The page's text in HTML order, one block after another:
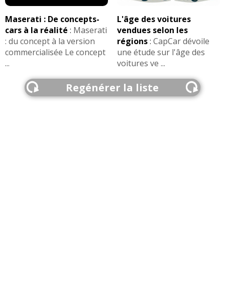
Maserati : De concepts-
cars à la réalité : Maserati
: du concept à la version
commercialisée Le concept
...
L'âge des voitures
vendues selon les
régions: CapCar dévoile
une étude sur l'âge des
voitures ve ...
Regénérer la liste